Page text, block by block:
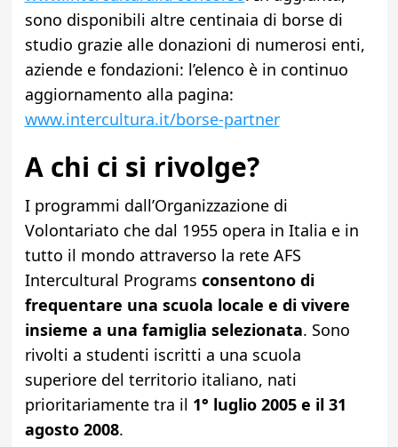
sono disponibili altre centinaia di borse di
studio grazie alle donazioni di numerosi enti,
aziende e fondazioni: l’elenco è in continuo
aggiornamento alla pagina:
www.intercultura.it/borse-partner
A chi ci si rivolge?
I programmi dall’Organizzazione di
Volontariato che dal 1955 opera in Italia e in
tutto il mondo attraverso la rete AFS
Intercultural Programs consentono di
frequentare una scuola locale e di vivere
insieme a una famiglia selezionata. Sono
rivolti a studenti iscritti a una scuola
superiore del territorio italiano, nati
prioritariamente tra il 1° luglio 2005 e il 31
agosto 2008.